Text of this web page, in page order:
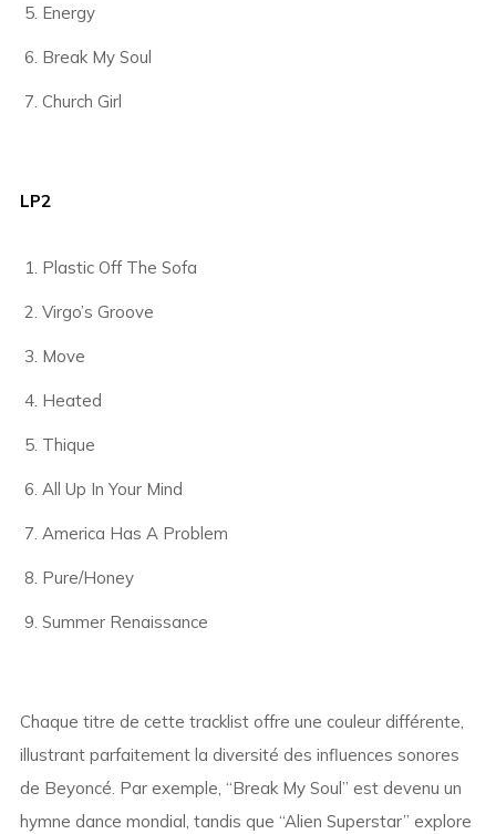
Energy
Break My Soul
Church Girl
LP2
Plastic Off The Sofa
Virgo’s Groove
Move
Heated
Thique
All Up In Your Mind
America Has A Problem
Pure/Honey
Summer Renaissance
Chaque titre de cette tracklist offre une couleur différente,
illustrant parfaitement la diversité des influences sonores
de Beyoncé. Par exemple, “Break My Soul” est devenu un
hymne dance mondial, tandis que “Alien Superstar” explore